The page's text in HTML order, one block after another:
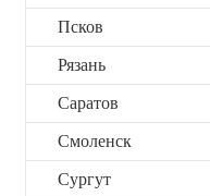
Псков
Рязань
Саратов
Смоленск
Сургут